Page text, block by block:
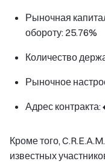
Рыночная
обороту: 25.76%
Количество
Рыночное
Адрес
Кроме того,
известных